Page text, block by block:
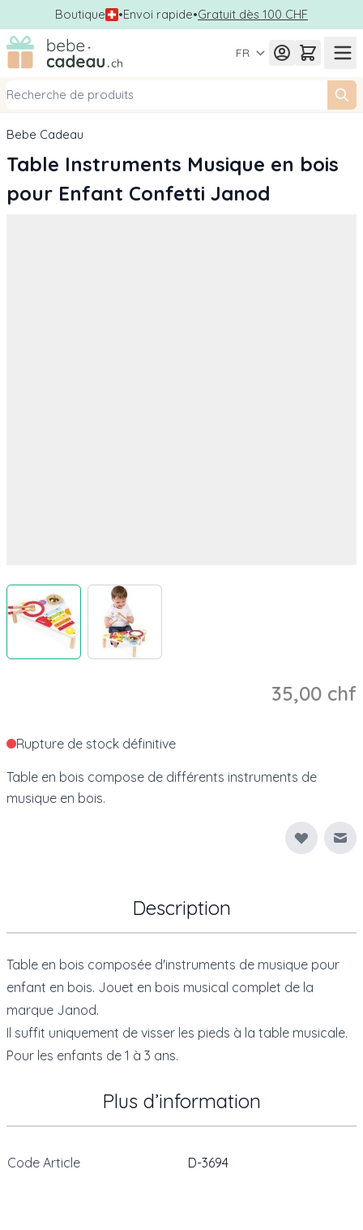
Boutique •Envoi rapide•Gratuit dès 100 CHF
Allez au contenu
FR
Bebe Cadeau
Table Instruments Musique en bois
pour Enfant Confetti Janod
View larger imageView larger image
35,00 chf
Rupture de stock définitive
Table en bois compose de différents instruments de
musique en bois.
Description
Table en bois composée d'instruments de musique pour
enfant en bois. Jouet en bois musical complet de la
marque Janod.
Il suffit uniquement de visser les pieds à la table musicale.
Pour les enfants de 1 à 3 ans.
Plus d’information
Code Article D-3694